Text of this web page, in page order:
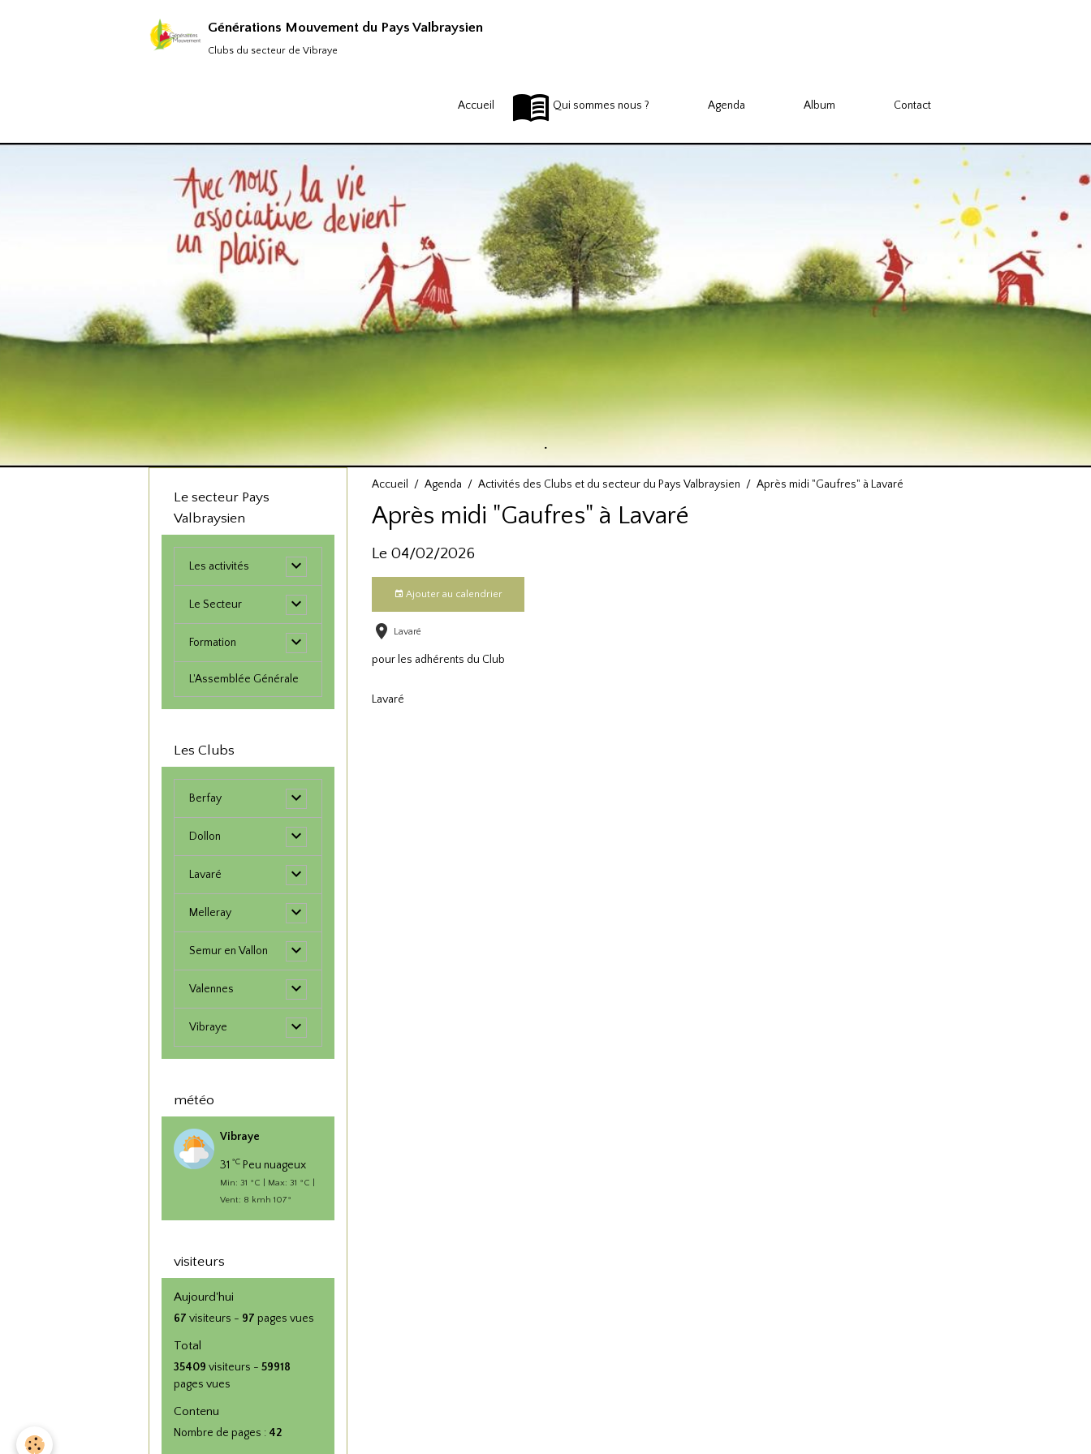
Générations Mouvement du Pays Valbraysien
Clubs du secteur de Vibraye
Accueil Qui sommes nous ? Agenda Album Contact
.
Accueil Agenda Activités des Clubs et du secteur du Pays Valbraysien Après midi "Gaufres" à Lavaré
Après midi "Gaufres" à Lavaré
Le 04/02/2026
Ajouter au calendrier
Lavaré
pour les adhérents du Club
Lavaré
Le secteur Pays
Valbraysien
Les activités
Le Secteur
Formation
L'Assemblée Générale
Les Clubs
Berfay
Dollon
Lavaré
Melleray
Semur en Vallon
Valennes
Vibraye
météo
Vibraye
31 °C Peu nuageux
Min: 31 °C | Max: 31 °C |
Vent: 8 kmh 107°
visiteurs
Aujourd'hui
67 visiteurs - 97 pages vues
Total
35409 visiteurs - 59918
pages vues
Contenu
Nombre de pages : 42